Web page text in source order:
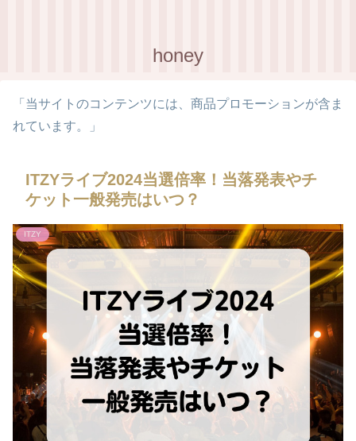
honey
「当サイトのコンテンツには、商品プロモーションが含ま
れています。」
ITZYライブ2024当選倍率！当落発表やチ
ケット一般発売はいつ？
ITZY